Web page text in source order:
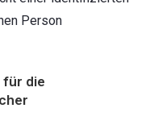
Person
die